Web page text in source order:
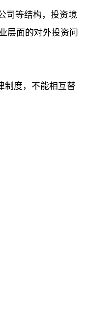
司等结构，投资境
层面的对外投资问
度，不能相互替